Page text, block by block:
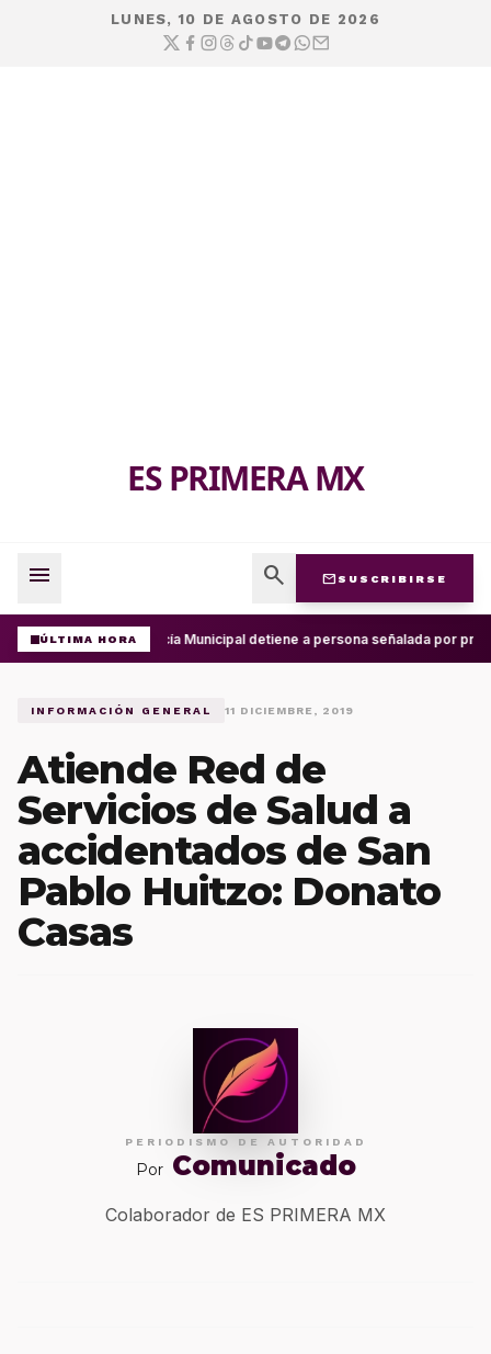
LUNES, 10 DE AGOSTO DE 2026
ES PRIMERA MX
menu search mail SUSCRIBIRSE
ÚLTIMA HORAPolicía Municipal detiene a persona señalada por
INFORMACIÓN GENERAL 11 DICIEMBRE, 2019
Atiende Red de
Servicios de Salud a
accidentados de San
Pablo Huitzo: Donato
Casas
PERIODISMO DE AUTORIDAD
Por Comunicado
Colaborador de ES PRIMERA MX